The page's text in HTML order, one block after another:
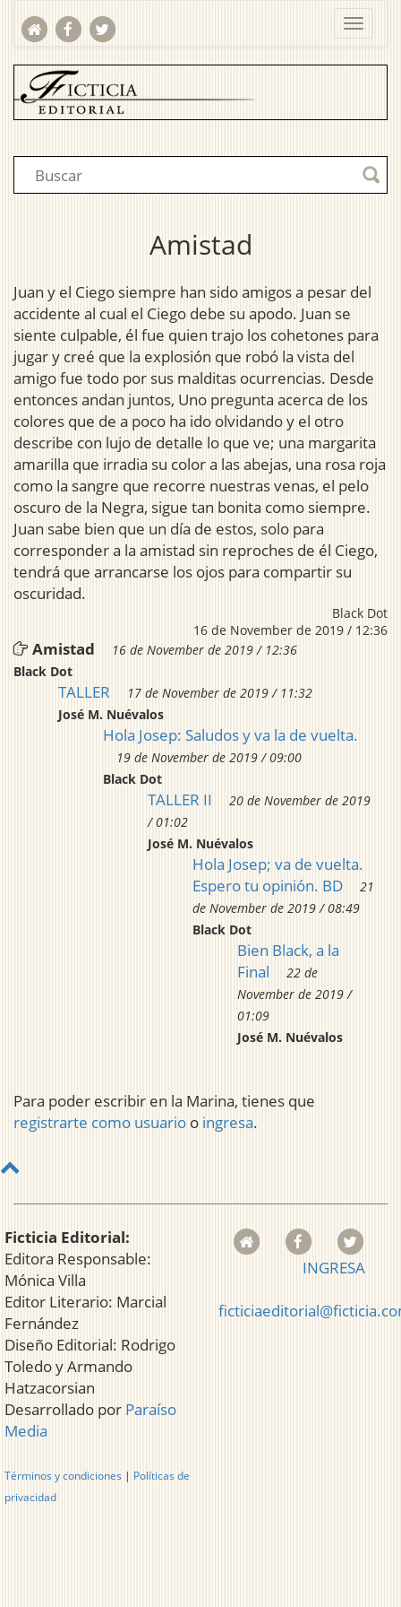
Amistad
Juan y el Ciego siempre han sido amigos a pesar del
accidente al cual el Ciego debe su apodo. Juan se
siente culpable, él fue quien trajo los cohetones para
jugar y creé que la explosión que robó la vista del
amigo fue todo por sus malditas ocurrencias. Desde
entonces andan juntos, Uno pregunta acerca de los
colores que de a poco ha ido olvidando y el otro
describe con lujo de detalle lo que ve; una margarita
amarilla que irradia su color a las abejas, una rosa roja
como la sangre que recorre nuestras venas, el pelo
oscuro de la Negra, sigue tan bonita como siempre.
Juan sabe bien que un día de estos, solo para
corresponder a la amistad sin reproches de él Ciego,
tendrá que arrancarse los ojos para compartir su
oscuridad.
Black Dot
16 de November de 2019 / 12:36
Amistad
16 de November de 2019 / 12:36
Black Dot
TALLER
17 de November de 2019 / 11:32
José M. Nuévalos
Hola Josep: Saludos y va la de vuelta.
19 de November de 2019 / 09:00
Black Dot
TALLER II
20 de November de 2019
/ 01:02
José M. Nuévalos
Hola Josep; va de vuelta.
Espero tu opinión. BD
21
de November de 2019 / 08:49
Black Dot
Bien Black, a la
Final
22 de
November de 2019 /
01:09
José M. Nuévalos
Para poder escribir en la Marina, tienes que
registrarte como usuario o ingresa.
Ficticia Editorial:
Editora Responsable:
Mónica Villa
Editor Literario: Marcial
Fernández
Diseño Editorial: Rodrigo
Toledo y Armando
Hatzacorsian
Desarrollado por Paraíso
Media
Términos y condiciones | Políticas de
privacidad
INGRESA